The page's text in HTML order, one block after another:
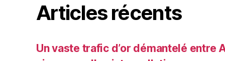
Articles récents
Un vaste trafic d’or démantelé entre